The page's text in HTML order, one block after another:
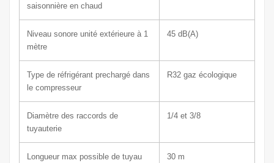
saisonnière en chaud
Niveau sonore unité extérieure à 1
mètre
45 dB(A)
Type de réfrigérant prechargé dans
le compresseur
R32 gaz écologique
Diamètre des raccords de
tuyauterie
1/4 et 3/8
Longueur max possible de tuyau 30 m